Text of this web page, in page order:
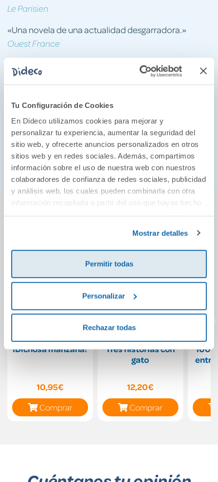
Tu Configuración de Cookies
En Dideco utilizamos cookies para mejorar y
personalizar tu experiencia, aumentar la seguridad del
sitio web, y ofrecerte anuncios personalizados en otros
sitios web y en redes sociales. Además, compartimos
información sobre el uso de nuestra web con nuestros
colaboradores de confianza de redes sociales, publicidad
y análisis web, los cuales pueden combinarla con otra
información recopilada a partir del uso que hayas hecho
Mostrar detalles
Permitir todas
Personalizar
Rechazar todas
Le Parisien
«Una novela de una actualidad desgarradora.»
Ouest France
«Un pequeño relato para atravesar la gran historia de
la tragedia palestina.»
«Un homenaje literario a la población de Gaza.»
Radio France Internationale
«Un texto sencillamente conmovedor. ¡Y necesario!»
Culture31
También podría gustarte...
¡Dichosa manzana!
10,95€
Comprar
Tres historias con
gato
12,20€
Comprar
100